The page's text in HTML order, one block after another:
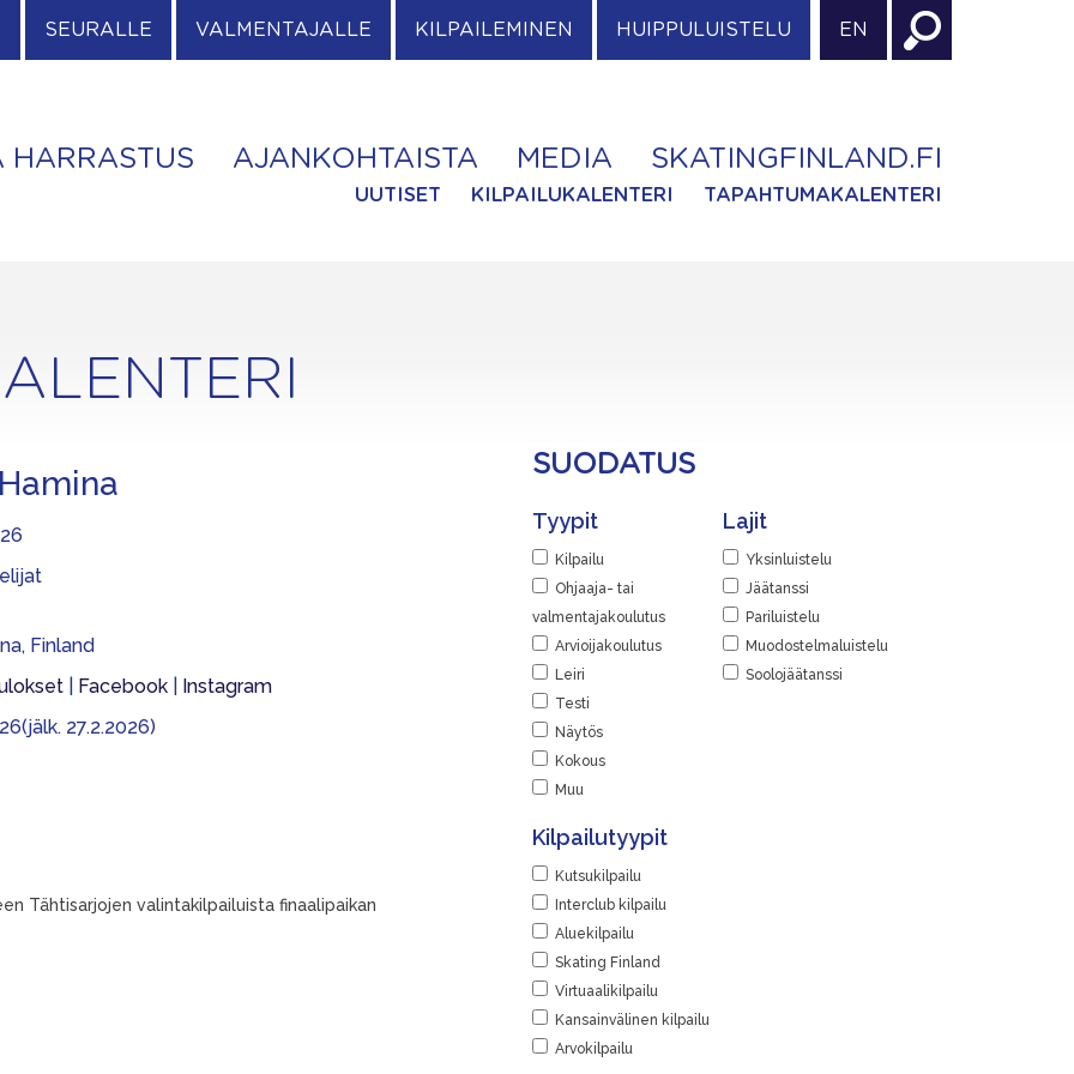
SEURALLE VALMENTAJALLE KILPAILEMINEN HUIPPULUISTELU EN
HARRASTUS AJANKOHTAISTA MEDIA SKATINGFINLAND.FI
UUTISET KILPAILUKALENTERI TAPAHTUMAKALENTERI
Finland
Facebook
Instagram
27.2.2026)
Tähtisarjojen valintakilpailuista finaalipaikan
SUODATUS
Tyypit
Kilpailu
Ohjaaja- tai
valmentajakoulutus
Arvioijakoulutus
Leiri
Testi
Näytös
Kokous
Muu
Lajit
Yksinluistelu
Jäätanssi
Pariluistelu
Muodostelmaluistelu
Soolojäätanssi
Kilpailutyypit
Kutsukilpailu
Interclub kilpailu
Aluekilpailu
Skating Finland
Virtuaalikilpailu
Kansainvälinen kilpailu
Arvokilpailu